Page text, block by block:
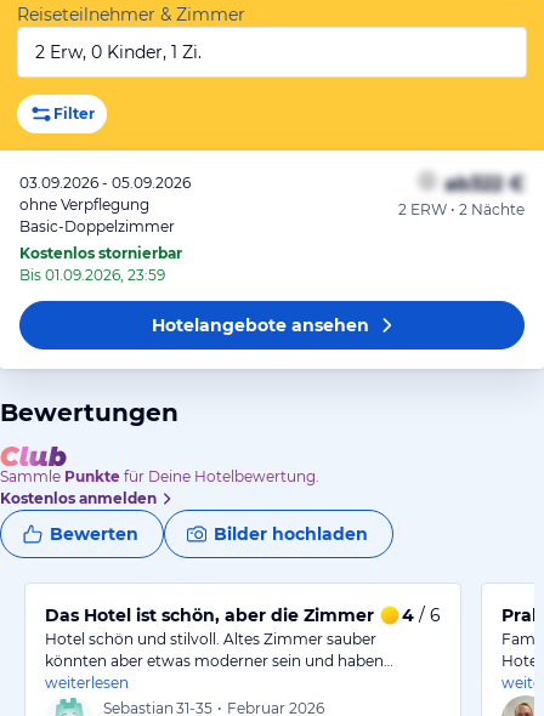
Reiseteilnehmer & Zimmer
2 Erw, 0 Kinder, 1 Zi.
Filter
03.09.2026 - 05.09.2026
ohne Verpflegung
Basic-Doppelzimmer
Kostenlos stornierbar
Bis 01.09.2026, 23:59
ab322 €
2 ERW • 2 Nächte
Hotelangeboteansehen
Bewertungen
Sammle Punkte für Deine Hotelbewertung.
Kostenlos anmelden
Bewerten Bilder hochladen
Das Hotel ist schön, aber die Zimmer könnten
4 / 6
Hotel schön und stilvoll. Altes Zimmer sauber
könnten aber etwas moderner sein und haben…
weiterlesen
Sebastian 31-35 • Februar 2026